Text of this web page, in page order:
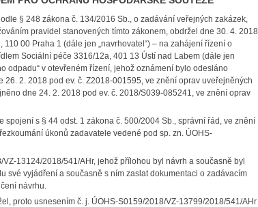
§ 248 zákona č. 134/2016 Sb., o zadávání veřejných zakázek,
pravidel stanovených tímto zákonem, obdržel dne 30. 4. 2018
00 Praha 1 (dále jen „navrhovatel“) – na zahájení řízení o
Sociální péče 3316/12a, 401 13 Ústí nad Labem (dále jen
odpadu“ v otevřeném řízení, jehož oznámení bylo odesláno
2. 2018 pod ev. č. Z2018-001595, ve znění oprav uveřejněných
dne 24. 2. 2018 pod ev. č. 2018/S039-085241, ve znění oprav
s § 44 odst. 1 zákona č. 500/2004 Sb., správní řád, ve znění
úkonů zadavatele vedené pod sp. zn. ÚOHS-
2018/541/AHr, jehož přílohou byl návrh a současně byl
své vyjádření a současně s ním zaslat dokumentaci o zadávacím
návrhu.
usnesením č. j. ÚOHS-S0159/2018/VZ-13799/2018/541/AHr